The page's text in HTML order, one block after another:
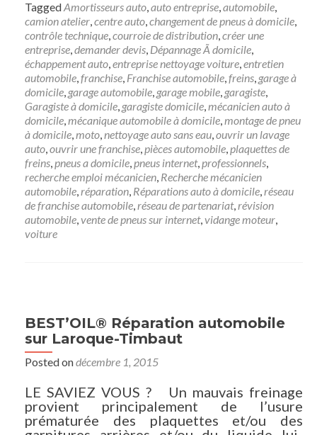
TaggedAmortisseurs auto,auto entreprise,automobile,
camion atelier,centre auto,changement de pneus à domicile,
contrôle technique,courroie de distribution,créer une
entreprise,demander devis, Dépannage Ã domicile,
échappement auto,entreprise nettoyage voiture,entretien
automobile,franchise, Franchise automobile,freins, garage à
domicile, garage automobile, garage mobile, garagiste,
Garagiste à domicile, garagiste domicile,mécanicien auto à
domicile,mécanique automobile à domicile,montage de pneu
à domicile,moto,nettoyage auto sans eau,ouvrir un lavage
auto,ouvrir une franchise,pièces automobile,plaquettes de
freins,pneus a domicile,pneus internet,professionnels,
recherche emploi mécanicien, Recherche mécanicien
automobile,réparation, Réparations auto à domicile,réseau
de franchise automobile,réseau de partenariat,révision
automobile,vente de pneus sur internet,vidange moteur,
voiture
BEST’OIL® Réparation automobile
sur Laroque-Timbaut
Posted ondécembre 1, 2015
LE SAVIEZ VOUS ? Un mauvais freinage
provient principalement de l’usure
prématurée des plaquettes et/ou des